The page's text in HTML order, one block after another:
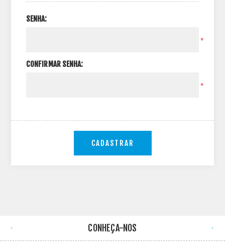
SENHA:
*
CONFIRMAR SENHA:
*
CADASTRAR
CONHEÇA-NOS